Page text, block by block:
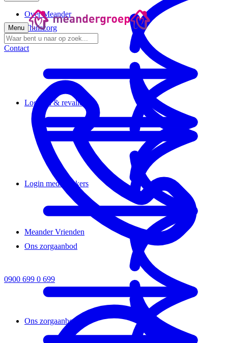
Thuiszorg
Ons zorgaanbod
Logeren & revalideren
Ons zorgaanbod
Login medewerkers
Over Meander
Meander Vrienden
Menu
Contact
0900 699 0 699